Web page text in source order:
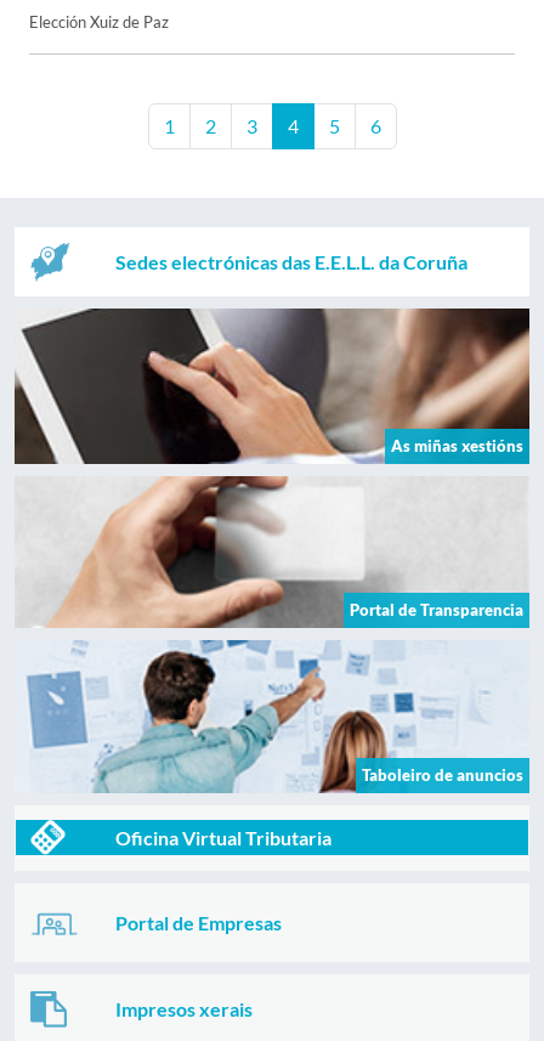
Elección Xuiz de Paz
1 2 3 4 5 6
Sedes electrónicas das E.E.L.L. da Coruña
As miñas xestións
Portal de Transparencia
Taboleiro de anuncios
Oficina Virtual Tributaria
Portal de Empresas
Impresos xerais